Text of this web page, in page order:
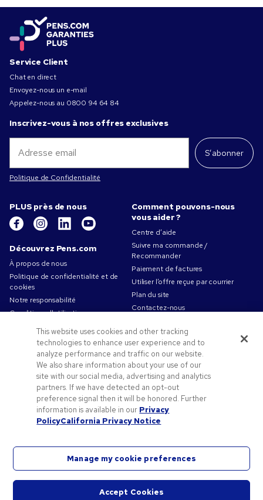
Service Client
Chat en direct
Envoyez-nous un e-mail
Appelez-nous au 0800 94 64 84
Inscrivez-vous à nos offres exclusives
S’abonner
Politique de Confidentialité
PLUS près de nous
Découvrez Pens.com
À propos de nous
Politique de confidentialité et de
cookies
Notre responsabilité
Conditions d'utilisation
Conditions générales de vente
Travailler chez Pens.com
Offres et ressources
Codes promo & coupons
Objets publicitaires
Conseils de création
Comment pouvons-nous
vous aider ?
Centre d’aide
Suivre ma commande /
Recommander
Paiement de factures
Utiliser l’offre reçue par courrier
Plan du site
Contactez-nous
©2026 National Pen Company. Tous droits réservés. Universal Pen, Pens.com et son logo sont
des marques déposées de National Pen Company. Toutes les autres marques
This website uses cookies and other tracking
technologies to enhance user experience and to
analyze performance and traffic on our website.
We also share information about your use of our
site with our social media, advertising and analytics
partners. If we have detected an opt-out
preference signal then it will be honored. Further
information is available in our Privacy
PolicyCalifornia Privacy Notice
Manage my cookie preferences
Accept Cookies